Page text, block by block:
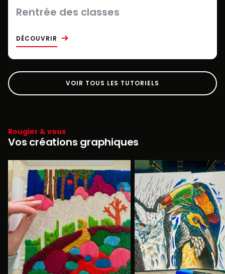
Rentrée des classes
DÉCOUVRIR
VOIR TOUS LES TUTORIELS
Rougier & vous
Vos créations graphiques